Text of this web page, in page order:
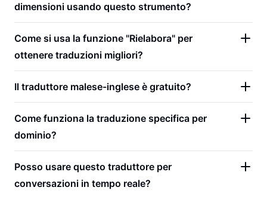
dimensioni usando questo strumento?
Come si usa la funzione "Rielabora" per
ottenere traduzioni migliori?
Il traduttore malese-inglese è gratuito?
Come funziona la traduzione specifica per
dominio?
Posso usare questo traduttore per
conversazioni in tempo reale?